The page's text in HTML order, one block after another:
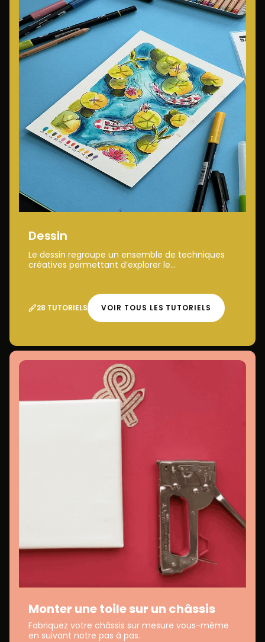
Dessin
Le dessin regroupe un ensemble de techniques
créatives permettant d’explorer le...
28 TUTORIELS VOIR TOUS LES TUTORIELS
Monter une toile sur un châssis
Fabriquez votre châssis sur mesure vous-même
en suivant notre pas à pas.